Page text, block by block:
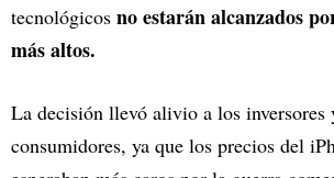
tecnológicos no estarán alcanzados
más altos.
La decisión llevó alivio a los inversores
consumidores, ya que los precios del